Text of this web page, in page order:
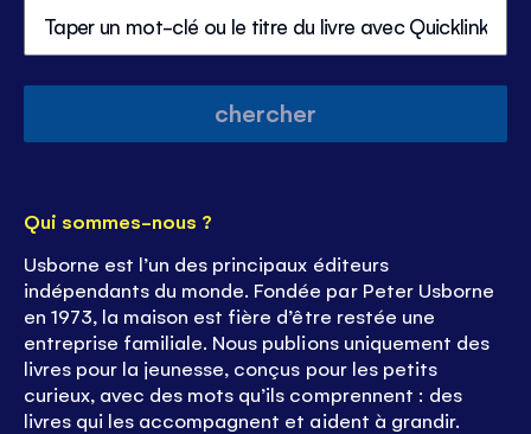
chercher
Qui sommes-nous ?
Usborne est l’un des principaux éditeurs
indépendants du monde. Fondée par Peter Usborne
en 1973, la maison est fière d’être restée une
entreprise familiale. Nous publions uniquement des
livres pour la jeunesse, conçus pour les petits
curieux, avec des mots qu’ils comprennent : des
livres qui les accompagnent et aident à grandir.